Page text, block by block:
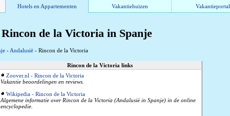
Hotels en Appartementen Vakantiehuizen Vakantieportal
de la Victoria in Spanje
-Andalusië - Rincon de la Victoria
Rincon de la Victoria links
Zoover.nl - Rincon de la Victoria
Vakantie beoordelingen en reviews.
Wikipedia - Rincon de la Victoria
Algemene informatie over Rincon de la Victoria (Andalusië in Spanje) in de online
encyclopedie.